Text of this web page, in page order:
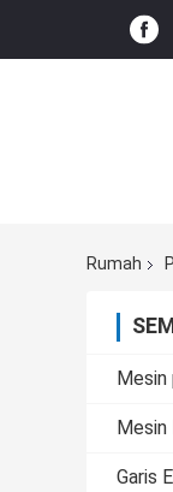
Rumah
Garis